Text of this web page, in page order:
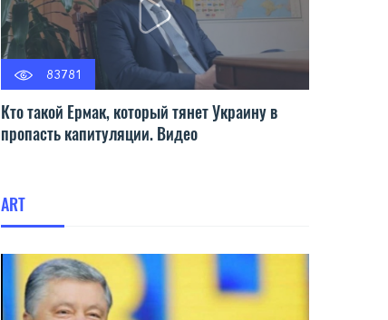
83781
Кто такой Ермак, который тянет Украину в
пропасть капитуляции. Видео
ART